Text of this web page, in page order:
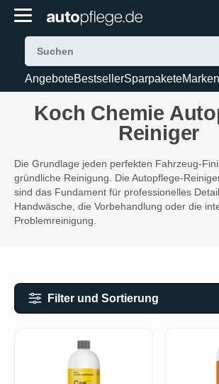
AngeboteBestsellerSparpaketeMarken
Koch Chemie
Reiniger
Die Grundlage jeden perfekten Fahrzeug-
gründliche Reinigung. Die Autopflege-
sind das Fundament für professionelles
Handwäsche, die Vorbehandlung oder die
Problemreinigung.
Filter und Sortierung